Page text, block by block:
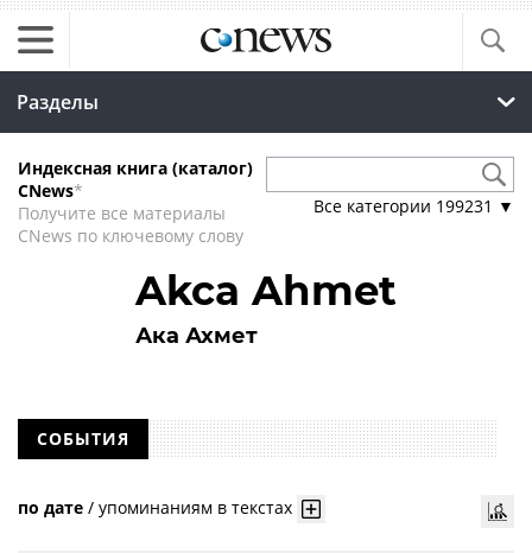
Разделы
Индексная книга (каталог)
CNews*
Получите все материалы
CNews по ключевому слову
Все категории 199231 ▼
Akca Ahmet
Ака Ахмет
СОБЫТИЯ
по дате / упоминаниям в текстах